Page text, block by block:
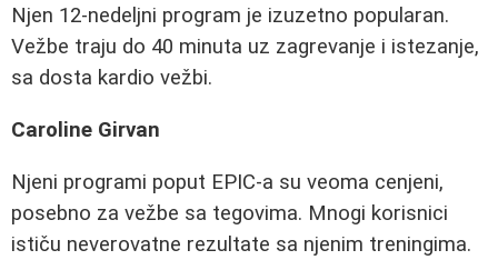
Njen 12-nedeljni program je izuzetno popularan.
Vežbe traju do 40 minuta uz zagrevanje i istezanje,
sa dosta kardio vežbi.
Caroline Girvan
Njeni programi poput EPIC-a su veoma cenjeni,
posebno za vežbe sa tegovima. Mnogi korisnici
ističu neverovatne rezultate sa njenim treningima.